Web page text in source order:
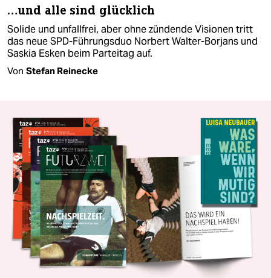
…und alle sind glücklich
Solide und unfallfrei, aber ohne zündende Visionen tritt
das neue SPD-Führungsduo Norbert Walter-Borjans und
Saskia Esken beim Parteitag auf.
Von Stefan Reinecke